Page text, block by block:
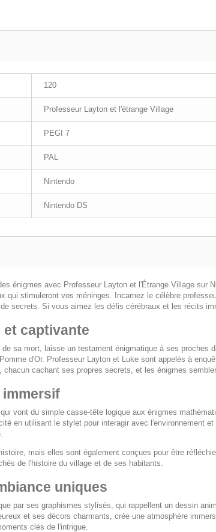
120
Professeur Layton et l'étrange Village
PEGI 7
PAL
Nintendo
Nintendo DS
énigmes avec Professeur Layton et l'Étrange Village sur
qui stimuleront vos méninges. Incarnez le célèbre
secrets. Si vous aimez les défis cérébraux et les récits
et captivante
sa mort, laisse un testament énigmatique à ses
d'Or. Professeur Layton et Luke sont appelés à
chacun cachant ses propres secrets, et les énigmes
immersif
vont du simple casse-tête logique aux énigmes
en utilisant le stylet pour interagir avec l'environnement
mais elles sont également conçues pour être
de l'histoire du village et de ses habitants.
uniques
par ses graphismes stylisés, qui rappellent un dessin
et ses décors charmants, crée une atmosphère
clés de l'intrigue.